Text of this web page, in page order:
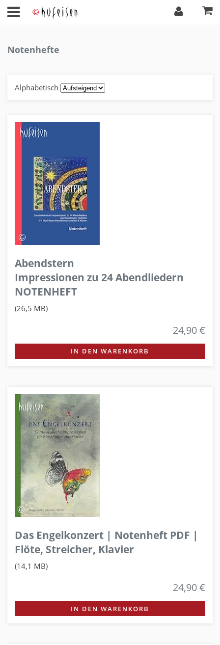
Notenhefte
Alphabetisch
Abendstern
Impressionen zu 24 Abendliedern
NOTENHEFT
(26,5 MB)
24,90 €
IN DEN WARENKORB
Das Engelkonzert | Notenheft PDF |
Flöte, Streicher, Klavier
(14,1 MB)
24,90 €
IN DEN WARENKORB